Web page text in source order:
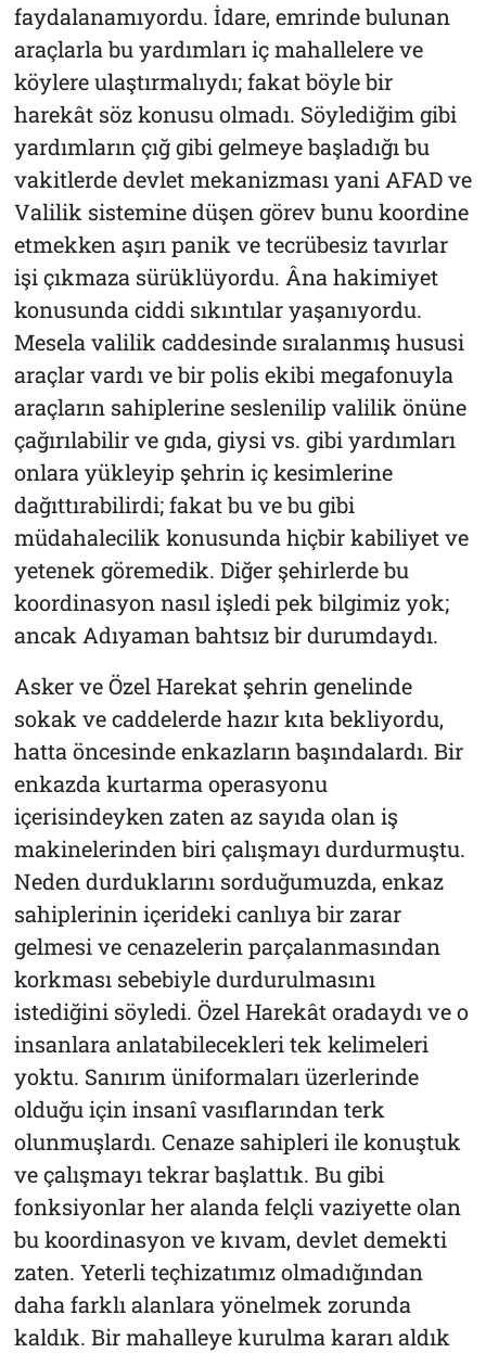
faydalanamıyordu. İdare, emrinde bulunan
araçlarla bu yardımları iç mahallelere ve
köylere ulaştırmalıydı; fakat böyle bir
harekât söz konusu olmadı. Söylediğim gibi
yardımların çığ gibi gelmeye başladığı bu
vakitlerde devlet mekanizması yani AFAD ve
Valilik sistemine düşen görev bunu koordine
etmekken aşırı panik ve tecrübesiz tavırlar
işi çıkmaza sürüklüyordu. Âna hakimiyet
konusunda ciddi sıkıntılar yaşanıyordu.
Mesela valilik caddesinde sıralanmış hususi
araçlar vardı ve bir polis ekibi megafonuyla
araçların sahiplerine seslenilip valilik önüne
çağırılabilir ve gıda, giysi vs. gibi yardımları
onlara yükleyip şehrin iç kesimlerine
dağıttırabilirdi; fakat bu ve bu gibi
müdahalecilik konusunda hiçbir kabiliyet ve
yetenek göremedik. Diğer şehirlerde bu
koordinasyon nasıl işledi pek bilgimiz yok;
ancak Adıyaman bahtsız bir durumdaydı.
Asker ve Özel Harekat şehrin genelinde
sokak ve caddelerde hazır kıta bekliyordu,
hatta öncesinde enkazların başındalardı. Bir
enkazda kurtarma operasyonu
içerisindeyken zaten az sayıda olan iş
makinelerinden biri çalışmayı durdurmuştu.
Neden durduklarını sorduğumuzda, enkaz
sahiplerinin içerideki canlıya bir zarar
gelmesi ve cenazelerin parçalanmasından
korkması sebebiyle durdurulmasını
istediğini söyledi. Özel Harekât oradaydı ve o
insanlara anlatabilecekleri tek kelimeleri
yoktu. Sanırım üniformaları üzerlerinde
olduğu için insanî vasıflarından terk
olunmuşlardı. Cenaze sahipleri ile konuştuk
ve çalışmayı tekrar başlattık. Bu gibi
fonksiyonlar her alanda felçli vaziyette olan
bu koordinasyon ve kıvam, devlet demekti
zaten. Yeterli teçhizatımız olmadığından
daha farklı alanlara yönelmek zorunda
kaldık. Bir mahalleye kurulma kararı aldık